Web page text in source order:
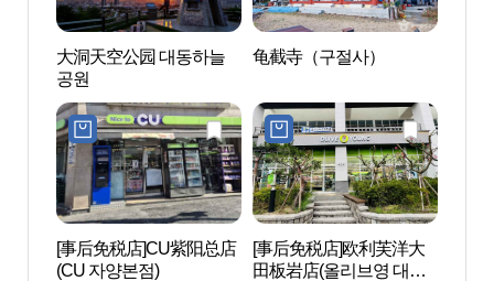
大洞天空公园 대동하늘
공원
龟截寺（구절사）
[事后免税店]CU紫阳总店
(CU 자양본점)
[事后免税店]欧利芙洋大
田板岩店(올리브영 대전